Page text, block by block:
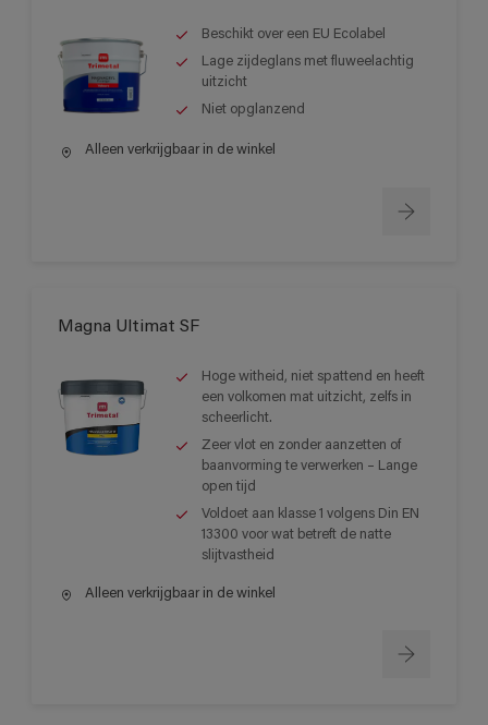
Beschikt over een EU Ecolabel
Lage zijdeglans met fluweelachtig
uitzicht
Niet opglanzend
Alleen verkrijgbaar in de winkel
Magna Ultimat SF
Hoge witheid, niet spattend en heeft
een volkomen mat uitzicht, zelfs in
scheerlicht.
Zeer vlot en zonder aanzetten of
baanvorming te verwerken – Lange
open tijd
Voldoet aan klasse 1 volgens Din EN
13300 voor wat betreft de natte
slijtvastheid
Alleen verkrijgbaar in de winkel